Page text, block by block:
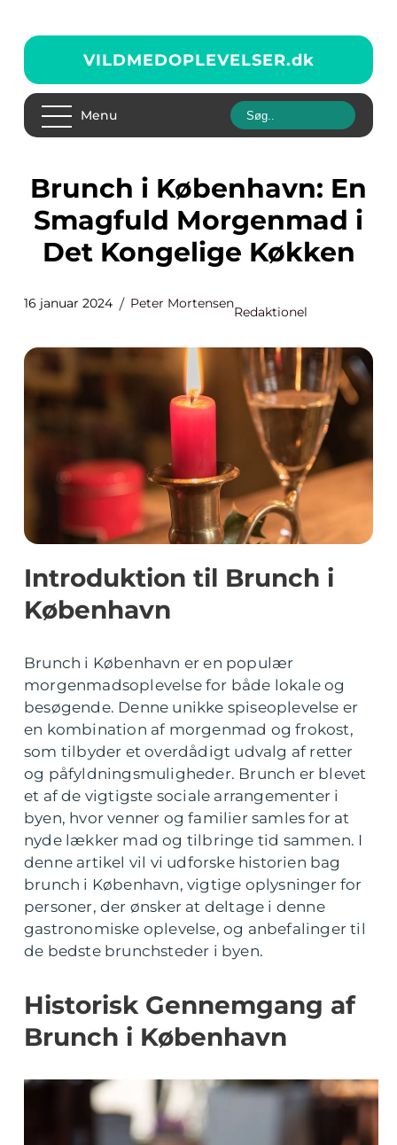
VILDMEDOPLEVELSER.dk
Menu
Brunch i København: En
Smagfuld Morgenmad i
Det Kongelige Køkken
16 januar 2024 Peter Mortensen
Redaktionel
Introduktion til Brunch i
København
Brunch i København er en populær
morgenmadsoplevelse for både lokale og
besøgende. Denne unikke spiseoplevelse er
en kombination af morgenmad og frokost,
som tilbyder et overdådigt udvalg af retter
og påfyldningsmuligheder. Brunch er blevet
et af de vigtigste sociale arrangementer i
byen, hvor venner og familier samles for at
nyde lækker mad og tilbringe tid sammen. I
denne artikel vil vi udforske historien bag
brunch i København, vigtige oplysninger for
personer, der ønsker at deltage i denne
gastronomiske oplevelse, og anbefalinger til
de bedste brunchsteder i byen.
Historisk Gennemgang af
Brunch i København